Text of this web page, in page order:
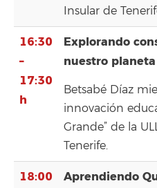
Insular de
16:30
–
17:30
h
Explorando
nuestro planeta
Betsabé Díaz
innovación
Grande” de la
Tenerife.
18:00
Aprendiendo